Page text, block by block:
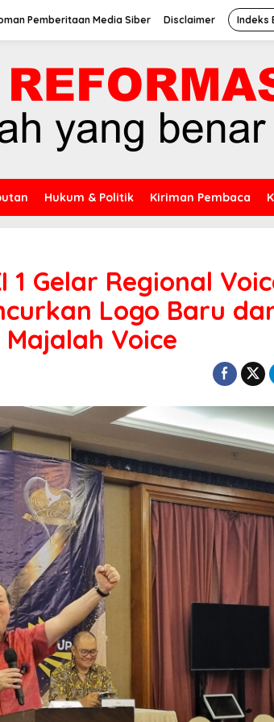
Pemberitaan Media Siber Disclaimer Indeks
Hukum & Politik Kiriman Pembaca
1 Gelar Regional
Logo Baru
Voice